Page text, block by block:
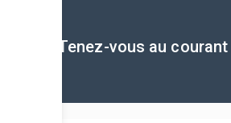
Tenez-vous au